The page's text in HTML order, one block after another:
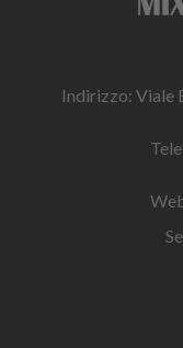
Indirizzo: Viale